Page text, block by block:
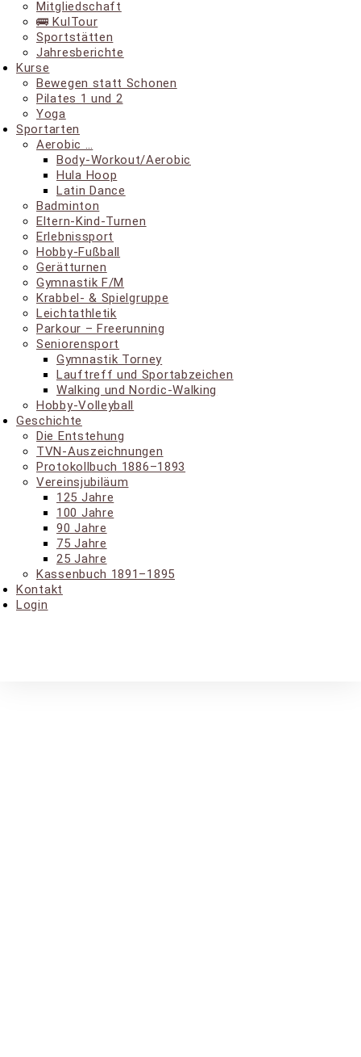
Mit­glied­schaft
🚌 KulT­our
Sport­stät­ten
Jah­res­be­rich­te
Kur­se
Bewe­gen statt Schonen
Pila­tes 1 und 2
Yoga
Sport­ar­ten
Aero­bic …
Body-Work­ou­t/Ae­ro­bic
Hula Hoop
Latin Dance
Bad­min­ton
Eltern-Kind-Tur­nen
Erleb­nis­sport
Hob­by-Fuß­ball
Gerät­tur­nen
Gym­nas­tik F/M
Krab­bel- & Spielgruppe
Leicht­ath­le­tik
Park­our – Freerunning
Senio­ren­sport
Gym­nas­tik Torney
Lauf­treff und Sportabzeichen
Wal­king und Nordic-Walking
Hob­by-Vol­ley­ball
Geschich­te
Die Ent­ste­hung
TVN-Aus­zeich­nun­gen
Pro­to­koll­buch 1886–1893
Ver­eins­ju­bi­lä­um
125 Jah­re
100 Jah­re
90 Jah­re
75 Jah­re
25 Jah­re
Kas­sen­buch 1891–1895
Kon­takt
Log­in